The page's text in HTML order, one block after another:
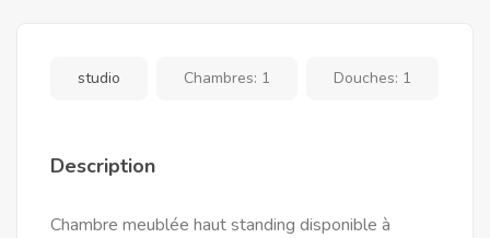
studio Chambres: 1 Douches: 1
Description
Chambre meublée haut standing disponible à